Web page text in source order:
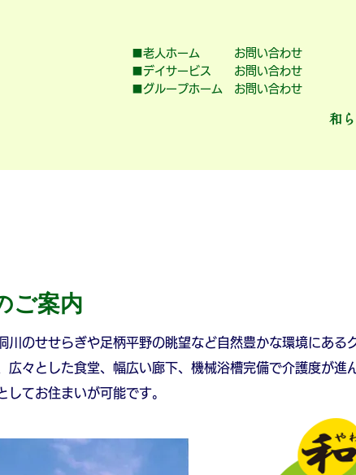
■老人ホーム お問い合わせ
■デイサービス お問い合わせ
■グループホーム お問い合わせ
和
ご案内
川のせせらぎや足柄平野の眺望など自然豊かな環境にある
広々とした食堂、幅広い廊下、機械浴槽完備で介護度が進
てお住まいが可能です。